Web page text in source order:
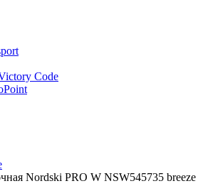
Code
Nordski PRO W NSW545735 breeze